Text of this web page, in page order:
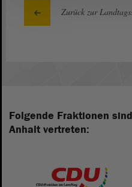
Zurück zur
Folgende Fraktionen
Anhalt vertreten: